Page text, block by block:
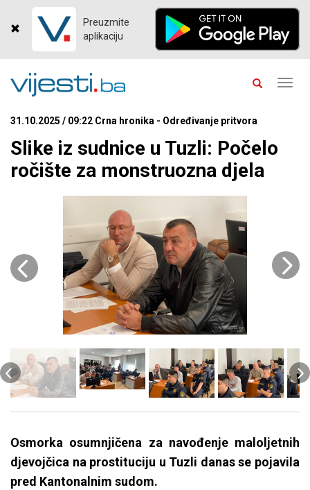
Preuzmite
aplikaciju
31.10.2025 / 09:22 Crna hronika - Određivanje pritvora
Slike iz sudnice u Tuzli: Počelo
ročište za monstruozna djela
Osmorka osumnjičena za navođenje maloljetnih
djevojčica na prostituciju u Tuzli danas se pojavila
pred Kantonalnim sudom.